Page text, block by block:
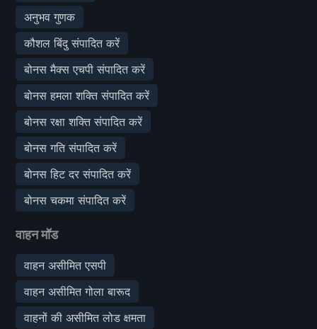
अनुभव गुणक
कौशल बिंदु संपादित करें
बोनस मैक्स एचपी संपादित करें
बोनस हमला शक्ति संपादित करें
बोनस रक्षा शक्ति संपादित करें
बोनस गति संपादित करें
बोनस हिट दर संपादित करें
बोनस चकमा संपादित करें
वाहन मॉड
वाहन असीमित एसपी
वाहन असीमित गोला बारूद
वाहनों की असीमित लोड क्षमता